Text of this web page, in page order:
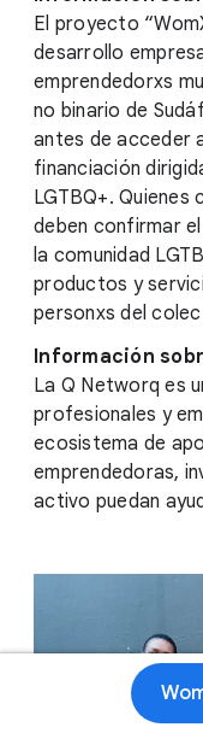
El proyecto
desarrollo
emprendedorxs
no binario de
antes de acceder
financiación
LGTBQ+.
deben confirmar
la comunidad
productos y
personxs del
Información
La Q Networq es
profesionales y
ecosistema de
emprendedoras,
activo puedan